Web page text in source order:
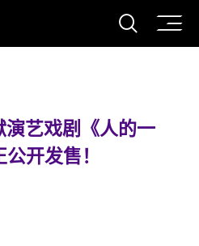
打开
艺戏剧《人的一
开发售！